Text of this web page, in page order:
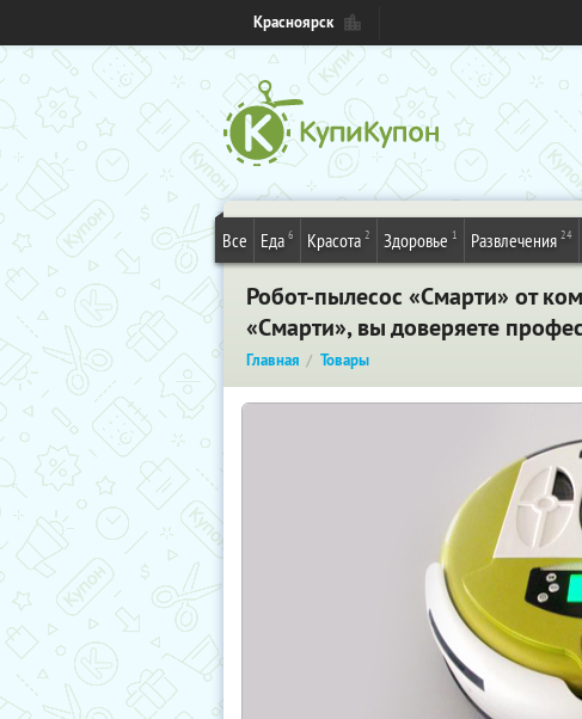
Красноярск
Все Еда 6 Красота 2 Здоровье 1 Развлечения 24
Робот-пылесос «Смарти» от
«Смарти», вы доверяете
Главная Товары